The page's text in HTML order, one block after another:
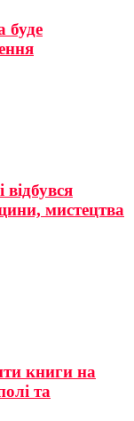
буде
відбувся
мистецтва
книги на
та